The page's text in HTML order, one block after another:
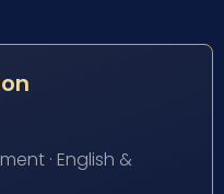
· English &